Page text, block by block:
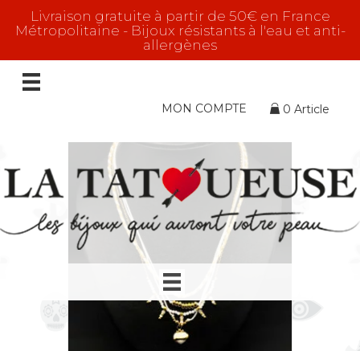
Livraison gratuite à partir de 50€ en France
Métropolitaine - Bijoux résistants à l'eau et anti-
allergènes
MON COMPTE 0 Article
Affichage de 1–16 sur 58 résultats